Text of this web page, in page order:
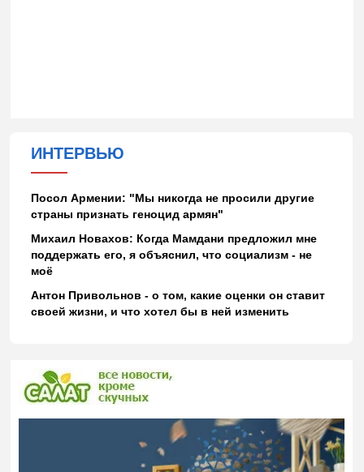
ИНТЕРВЬЮ
Посол Армении: "Мы никогда не просили другие
страны признать геноцид армян"
Михаил Новахов: Когда Мамдани предложил мне
поддержать его, я объяснил, что социализм - не
моё
Антон Привольнов - о том, какие оценки он ставит
своей жизни, и что хотел бы в ней изменить